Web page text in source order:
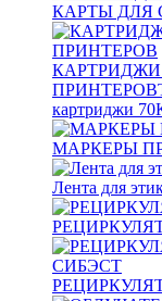
КАРТЫ ДЛЯ
ПРИНТЕРОВ
картриджи 70
МАРКЕРЫ
Лента для